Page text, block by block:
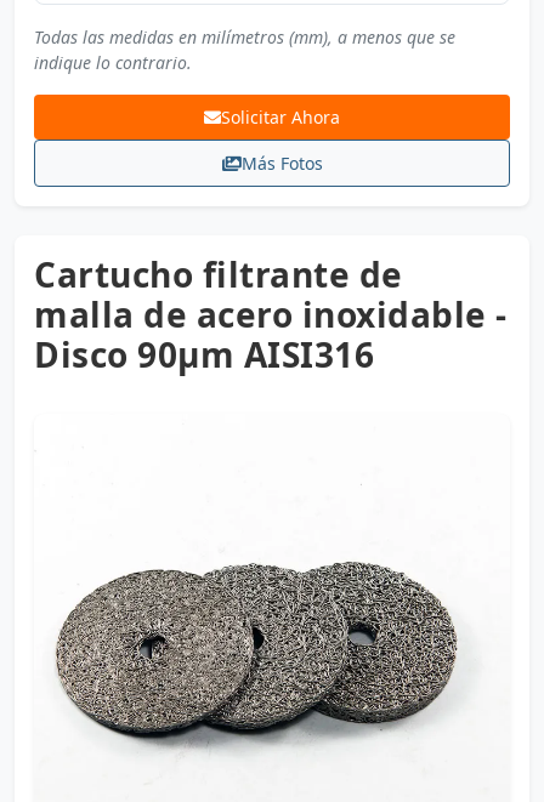
Todas las medidas en milímetros (mm), a menos que se
indique lo contrario.
Solicitar Ahora
Más Fotos
Cartucho filtrante de
malla de acero inoxidable -
Disco 90µm AISI316